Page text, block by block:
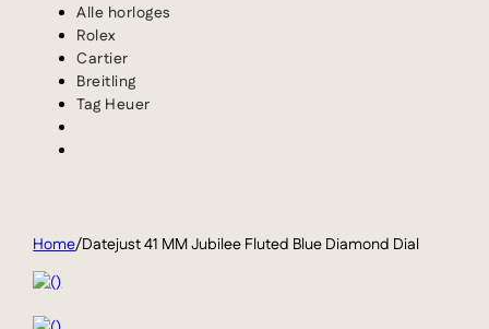
Alle horloges
Rolex
Cartier
Breitling
Tag Heuer
Home/Datejust 41 MM Jubilee Fluted Blue Diamond Dial